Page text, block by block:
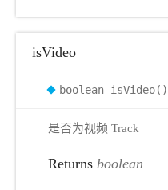
isVideo
boolean isVideo()
是否为视频 Track
Returns boolean